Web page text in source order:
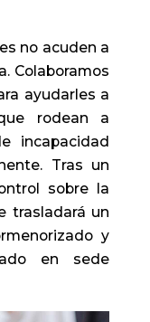
no acuden a
Colaboramos
ayudarles a
rodean a
incapacidad
Tras un
sobre la
trasladará un
y
en sede